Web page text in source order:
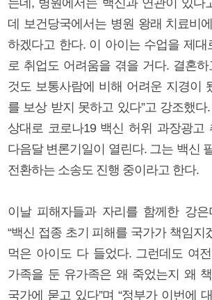
데 보건당국에서는 병원 왕래 치료비
하겠다고 한다. 이 아이는 수업을 제대
로 취업도 어려움을 겪을 거다. 결혼
것도 보통사람에 비해 어려운 지경이
를 보상 받지 못하고 있다”고 강조했
상대로 코로나19 백신 허위 과장광고
다음달 변론기일이 열린다. 그는 백신
전환하는 소송도 진행 중이라고 한다.
이날 피해자들과 자리를 함께한 강은
“백신 접종 초기 피해를 국가가 책임지
먹은 아이도 다 들었다. 그런데도 여
가족을 둔 유가족은 왜 죽었는지 왜
국가에 묻고 있다”며 “정부가 이번에